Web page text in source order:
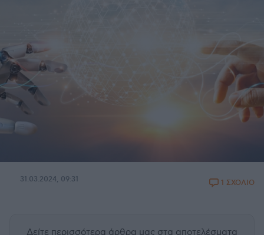
31.03.2024, 09:31 1 ΣΧΟΛΙΟ
Δείτε περισσότερα άρθρα μας στα αποτελέσματα